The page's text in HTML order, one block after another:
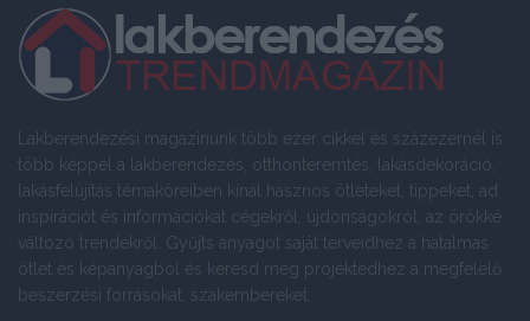
Lakberendezési magazinunk több ezer cikkel és százezernél is
több képpel a lakberendezés, otthonteremtés, lakásdekoráció,
lakásfelújítás témaköreiben kínál hasznos ötleteket, tippeket, ad
inspirációt és információkat cégekről, újdonságokról, az örökké
változó trendekről. Gyűjts anyagot saját terveidhez a hatalmas
ötlet és képanyagból és keresd meg projektedhez a megfelelő
beszerzési forrásokat, szakembereket.